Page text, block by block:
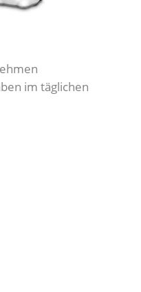
im täglichen